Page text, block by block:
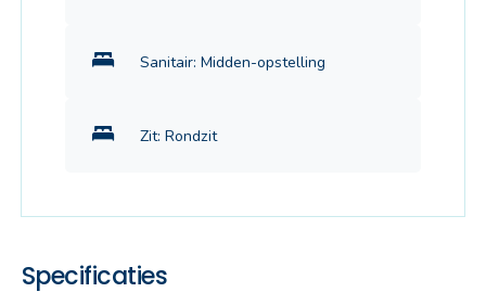
Sanitair: Midden-opstelling
Zit: Rondzit
Specificaties